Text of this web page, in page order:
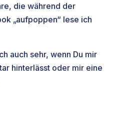
die während der
„aufpoppen“ lese ich
auch sehr, wenn Du mir
hinterlässt oder mir eine